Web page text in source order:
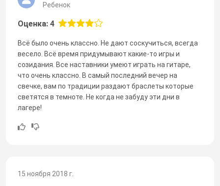
Ребенок
Оценка: 4
Всё было очень классно. Не дают соскучиться, всегда
весело. Всё время придумывают какие-то игры и
созидания. Все наставники умеют играть на гитаре,
что очень классно. В самый последний вечер на
свечке, вам по традиции раздают браслеты которые
светятся в темноте. Не когда не забуду эти дни в
лагере!
15 ноября 2018 г.